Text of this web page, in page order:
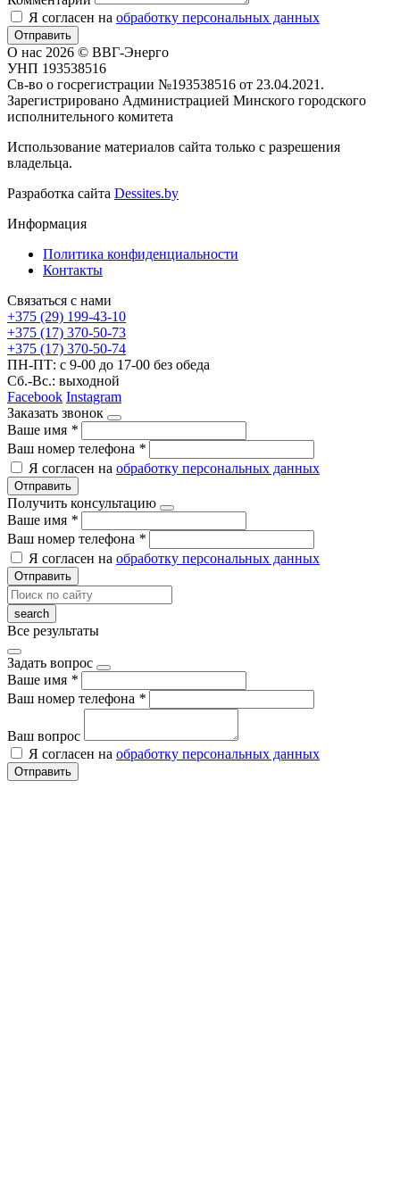
Я согласен на обработку персональных данных
Отправить
О нас 2026 © ВВГ-Энерго
УНП 193538516
Св-во о госрегистрации №193538516 от 23.04.2021.
Зарегистрировано Администрацией Минского городского
исполнительного комитета
Использование материалов сайта только с разрешения
владельца.
Разработка сайта Dessites.by
Информация
Политика конфиденциальности
Контакты
Связаться с нами
+375 (29) 199-43-10
+375 (17) 370-50-73
+375 (17) 370-50-74
ПН-ПТ: с 9-00 до 17-00 без обеда
Сб.-Вс.: выходной
Facebook Instagram
Заказать звонок
Ваше имя *
Ваш номер телефона *
Я согласен на обработку персональных данных
Отправить
Получить консультацию
Ваше имя *
Ваш номер телефона *
Я согласен на обработку персональных данных
Отправить
Все результаты
Задать вопрос
Ваше имя *
Ваш номер телефона *
Ваш вопрос
Я согласен на обработку персональных данных
Отправить